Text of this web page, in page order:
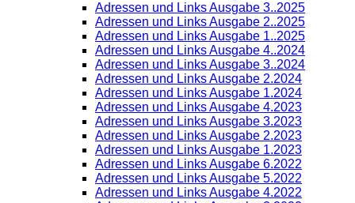
Adressen und Links Ausgabe 3..2025
Adressen und Links Ausgabe 2..2025
Adressen und Links Ausgabe 1..2025
Adressen und Links Ausgabe 4..2024
Adressen und Links Ausgabe 3..2024
Adressen und Links Ausgabe 2.2024
Adressen und Links Ausgabe 1.2024
Adressen und Links Ausgabe 4.2023
Adressen und Links Ausgabe 3.2023
Adressen und Links Ausgabe 2.2023
Adressen und Links Ausgabe 1.2023
Adressen und Links Ausgabe 6.2022
Adressen und Links Ausgabe 5.2022
Adressen und Links Ausgabe 4.2022